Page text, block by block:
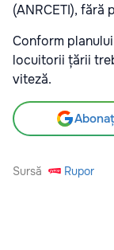
(ANRCETI), fără
Conform
locuitorii țării
viteză.
Sursă Rupor